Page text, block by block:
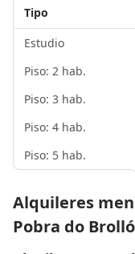
Tipo
Estudio
Piso: 2 hab.
Piso: 3 hab.
Piso: 4 hab.
Piso: 5 hab.
Alquileres
Pobra do